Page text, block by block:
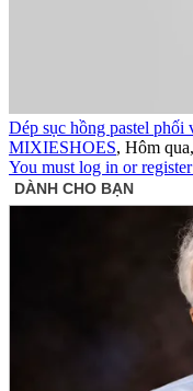
Dép sục hồng pastel phối
MIXIESHOES, Hôm
You must log in or